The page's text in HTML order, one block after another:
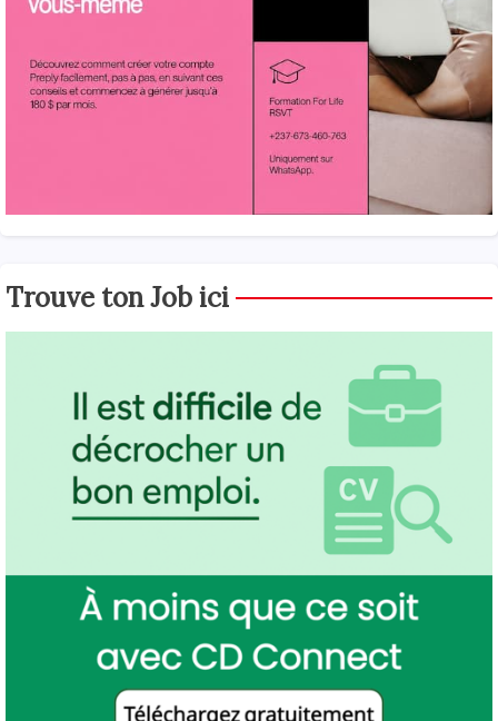
Trouve ton Job ici